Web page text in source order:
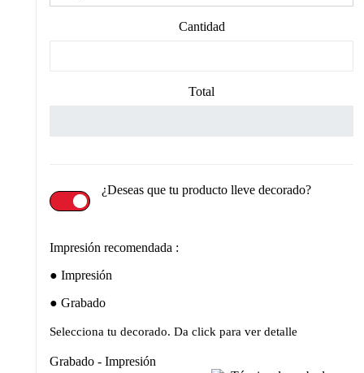
Cantidad
Total
¿Deseas que tu producto lleve decorado?
Impresión recomendada :
Impresión
Grabado
Selecciona tu decorado. Da click para ver detalle
Grabado - Impresión